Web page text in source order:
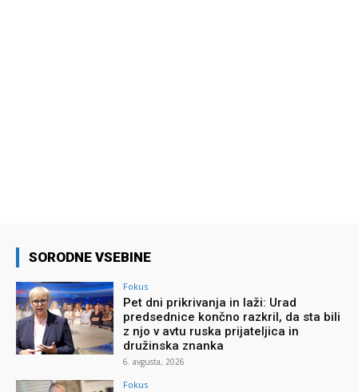
SORODNE VSEBINE
Fokus
Pet dni prikrivanja in laži: Urad
predsednice končno razkril, da sta bili
z njo v avtu ruska prijateljica in
družinska znanka
6. avgusta, 2026
Fokus